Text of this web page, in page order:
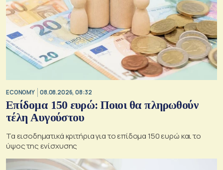
ECONOMY 08.08.2026, 08:32
Επίδομα 150 ευρώ: Ποιοι θα πληρωθούν
τέλη Αυγούστου
Τα εισοδηματικά κριτήρια για το επίδομα 150 ευρώ και το
ύψος της ενίσχυσης